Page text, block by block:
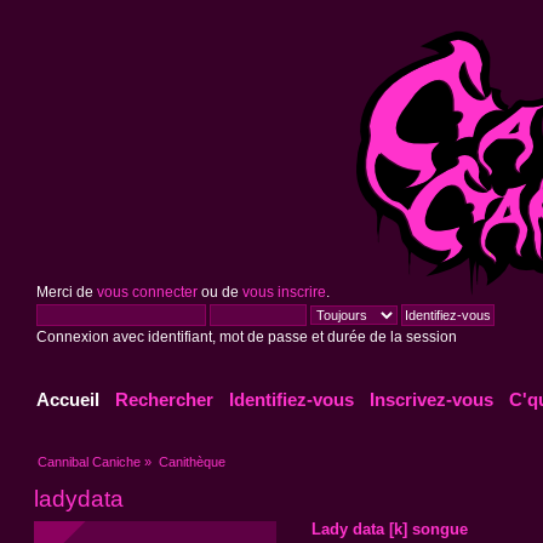
Merci de vous connecterou de vous inscrire
Connexion avec identifiant, mot de passe et durée de la session
Accueil Rechercher Identifiez-vous Inscrivez-vous
Cannibal Caniche » Canithèque
ladydata
Lady data [k] songue